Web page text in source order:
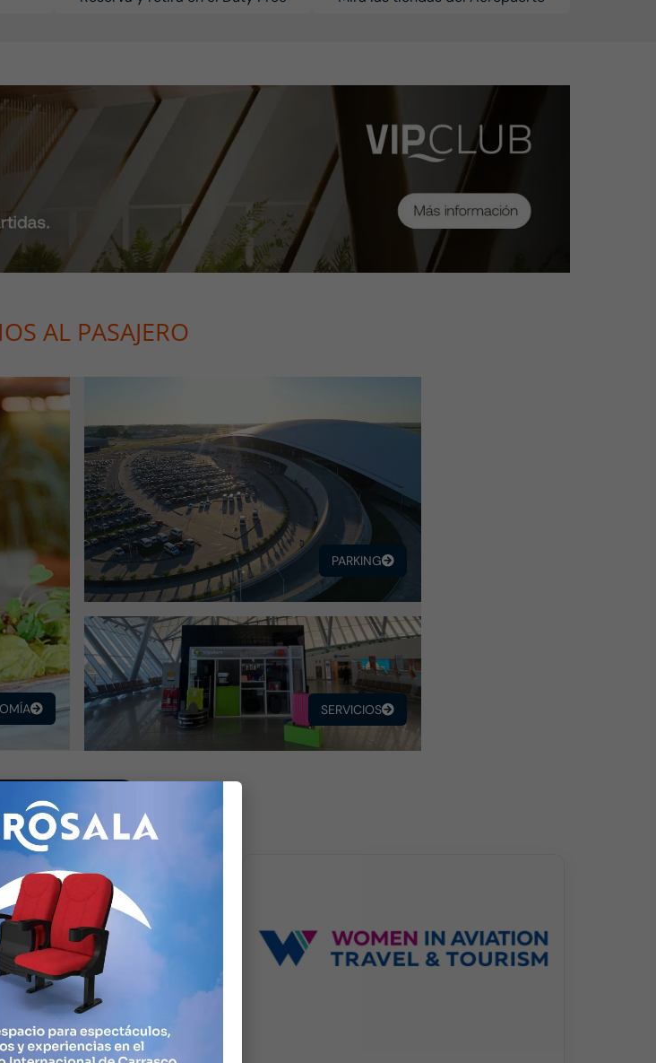
AL PASAJERO
PARKING
SERVICIOS
Información